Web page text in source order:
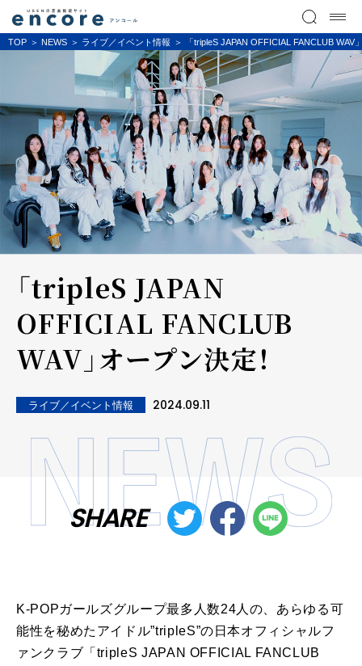
TOP NEWS ライブ／イベント情報 「tripleS JAPAN OFFICIAL FANCLUB WAV
「tripleS JAPAN
OFFICIAL FANCLUB
WAV」オープン決定！
ライブ／イベント情報 2024.09.11
SHARE
K-POPガールズグループ最多人数24人の、あらゆる可
能性を秘めたアイドル”tripleS”の日本オフィシャルフ
ァンクラブ「tripleS JAPAN OFFICIAL FANCLUB